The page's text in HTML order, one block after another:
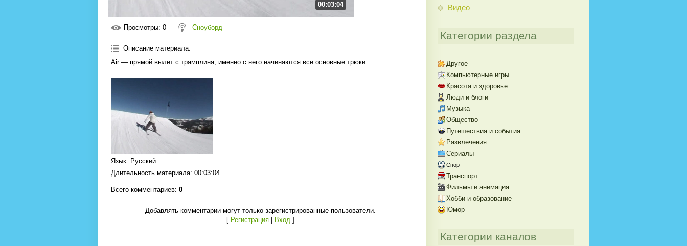
00:03:04
Просмотры: 0 Сноуборд
Описание материала:
Air — прямой вылет с трамплина, именно с него начинаются все основные трюки.
Язык: Русский
Длительность материала: 00:03:04
Всего комментариев: 0
Добавлять комментарии могут только зарегистрированные пользователи.
[ Регистрация| Вход]
Видео
Категории раздела
Другое
Компьютерные игры
Красота и здоровье
Люди и блоги
Музыка
Общество
Путешествия и события
Развлечения
Сериалы
Спорт
Транспорт
Фильмы и анимация
Хобби и образование
Юмор
Категории каналов